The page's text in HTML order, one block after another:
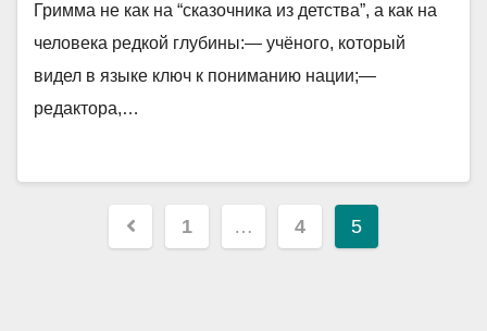
Гримма не как на “сказочника из детства”, а как на
человека редкой глубины:— учёного, который
видел в языке ключ к пониманию нации;—
редактора,…
Навигация
1 … 4 5